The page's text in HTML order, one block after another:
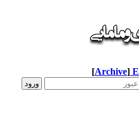
[Archive]